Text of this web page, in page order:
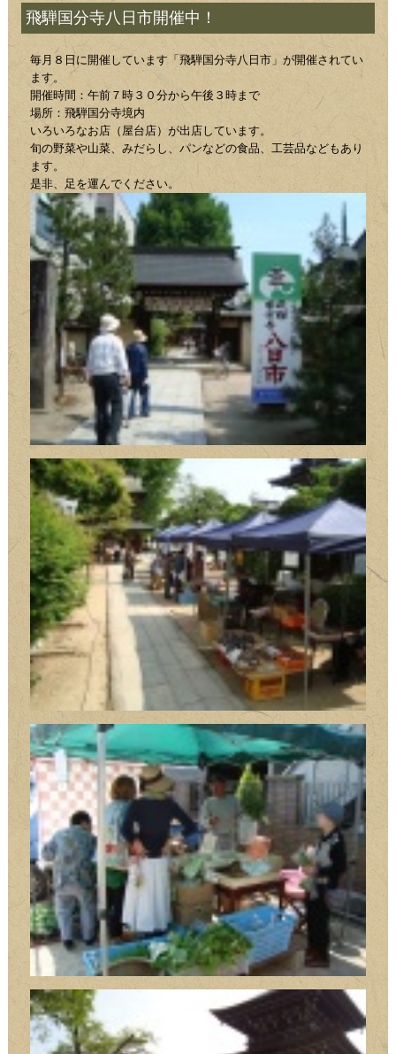
飛騨国分寺八日市開催中！
毎月８日に開催しています「飛騨国分寺八日市」が開催されてい
ます。
開催時間：午前７時３０分から午後３時まで
場所：飛騨国分寺境内
いろいろなお店（屋台店）が出店しています。
旬の野菜や山菜、みだらし、パンなどの食品、工芸品などもあり
ます。
是非、足を運んでください。